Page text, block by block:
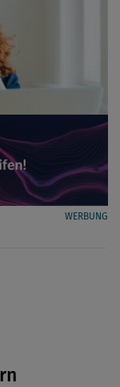
WERBUNG